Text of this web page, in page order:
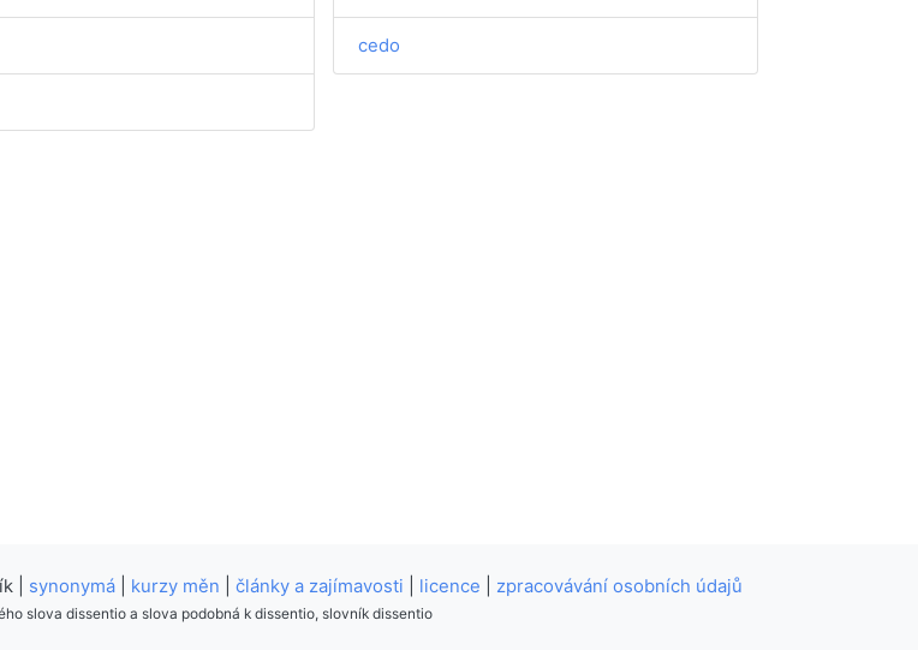
cedo
| synonymá kurzy měn články a zajímavosti licence zpracovávání osobních údajů
slova dissentio a slova podobná k dissentio, slovník dissentio